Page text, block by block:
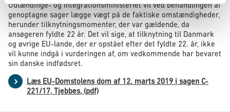
Udlændinge- og Integrationsministeriet vil ved behandlingen af
genoptagne sager lægge vægt på de faktiske omstændigheder,
herunder tilknytningsmomenter, der var gældende, da
ansøgeren fyldte 22 år. Det vil sige, at tilknytning til Danmark
og øvrige EU-lande, der er opstået efter det fyldte 22. år, ikke
vil kunne indgå i vurderingen af, om vedkommende har bevaret
sin danske indfødsret.
Læs EU-Domstolens dom af 12. marts 2019 i sagen C-
221/17, Tjebbes, (pdf)